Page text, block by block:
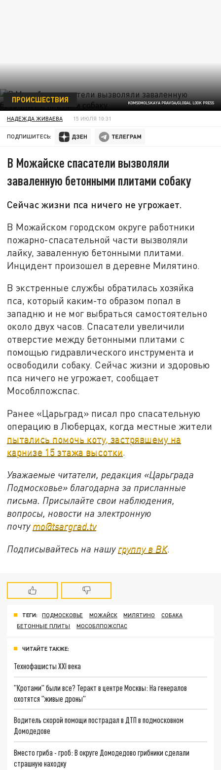
KOMSOMOLSKAYA PRAVDA/GLOBAL LOOK PRESS
ПРОИСШЕСТВИЯ
НАДЕЖДА ЖИВАЕВА 15 ИЮЛЯ 10:31
ПОДПИШИТЕСЬ:
В Можайске спасатели вызволяли
заваленную бетонными плитами собаку
Сейчас жизни пса ничего не угрожает.
В Можайском городском округе работники
пожарно-спасательной части вызволяли
лайку, заваленную бетонными плитами.
Инцидент произошел в деревне Милятино.
В экстренные службы обратилась хозяйка
пса, который каким-то образом попал в
западню и не мог выбраться самостоятельно
около двух часов. Спасатели увеличили
отверстие между бетонными плитами с
помощью гидравлического инструмента и
освободили собаку. Сейчас жизни и здоровью
пса ничего не угрожает, сообщает
Мособлпожспас.
Ранее «Царьград» писал про спасательную
операцию в Люберцах, когда местные жители
пытались помочь коту, застрявшему на
карнизе 15 этажа высотки.
Уважаемые читатели, редакция «Царьграда
Подмосковье» благодарна за присланные
письма. Присылайте свои наблюдения,
вопросы, новости на электронную
почту mo@tsargrad.tv
Подписывайтесь на нашу группу в ВК.
ТЕГИ: ПОДМОСКОВЬЕ МОЖАЙСК МИЛЯТИНО
СОБАКА
БЕТОННЫЕ ПЛИТЫ
МОСОБЛПОЖСПАС
ЧИТАЙТЕ ТАКЖЕ:
Технофашисты XXI века
"Кротами" были все? Теракт в центре Москвы: На генералов
охотятся "живые дроны"
Водитель скорой помощи пострадал в ДТП в подмосковном
Домодедове
Вместо гриба - гроб: В округе Домодедово грибники сделали
страшную находку